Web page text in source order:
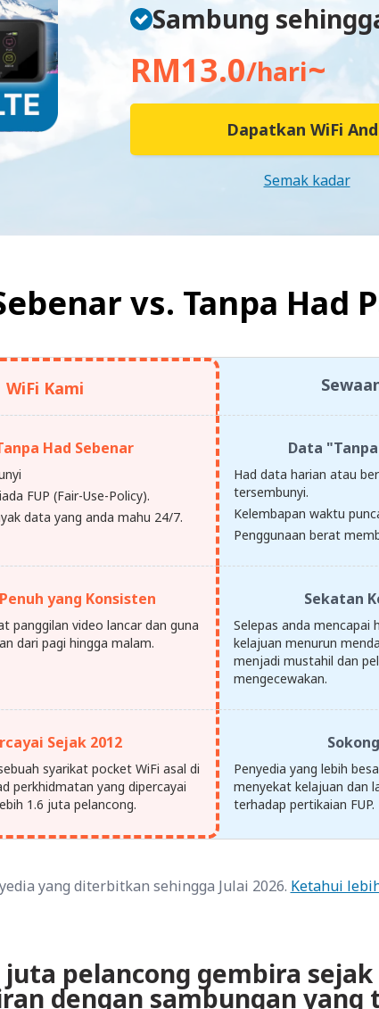
Sambung
RM13.0/hari~
Dapatkan WiFi
Semak kadar
vs. Tanpa Had
WiFi Kami
Had Sebenar
FUP (Fair-Use-Policy).
data yang anda mahu 24/7.
Data
Had data harian atau
tersembunyi.
Kelembapan waktu
Penggunaan berat
yang Konsisten
panggilan video lancar dan guna
dari pagi hingga malam.
Sekatan
Selepas anda mencapai
kelajuan menurun
menjadi mustahil dan
mengecewakan.
Sejak 2012
syarikat pocket WiFi asal di
perkhidmatan yang dipercayai
1.6 juta pelancong.
Penyedia yang lebih
menyekat kelajuan dan
terhadap pertikaian FUP.
yang diterbitkan sehingga Julai 2026. Ketahui
pelancong gembira sejak
dengan sambungan yang